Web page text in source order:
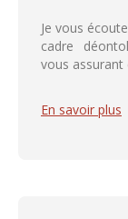
Je vous
cadre
vous
En savoir plus